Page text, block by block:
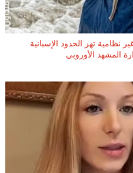
هجرة غير نظامية تهز الحدود الإسبانية
المشهد الأوروبي